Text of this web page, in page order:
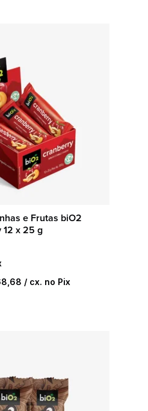
RÁPIDA
e Frutas biO2
x 25 g
/ cx. no Pix